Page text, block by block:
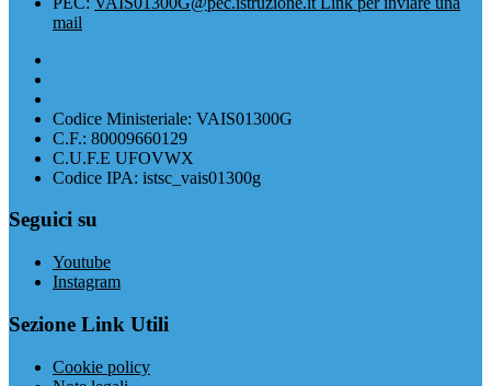
mail
Codice Ministeriale: VAIS01300G
C.F.: 80009660129
C.U.F.E UFOVWX
Codice IPA: istsc_vais01300g
Seguici su
Youtube
Instagram
Sezione Link Utili
Cookie policy